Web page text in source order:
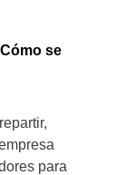
se
para